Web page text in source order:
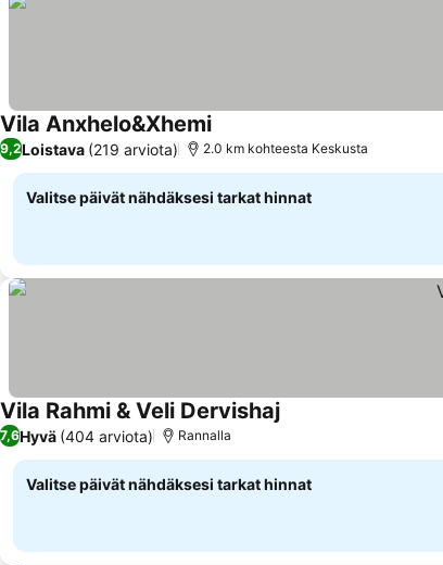
Vila Anxhelo&Xhemi
9,2Loistava (219 arviota) 2.0 km kohteesta Keskusta
Valitse päivät nähdäksesi tarkat hinnat
Vila Rahmi & Veli Dervishaj
7,6Hyvä (404 arviota) Rannalla
Valitse päivät nähdäksesi tarkat hinnat